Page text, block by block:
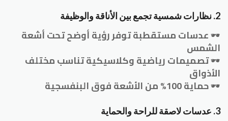
2. نظارات شمسية تجمع بين الأناقة والوظيفة
🕶عدسات مستقطبة توفر رؤية أوضح تحت أشعة
الشمس
🕶تصميمات رياضية وكلاسيكية تناسب مختلف
الأذواق
🕶حماية 100% من الأشعة فوق البنفسجية
3. عدسات لاصقة للراحة والحماية